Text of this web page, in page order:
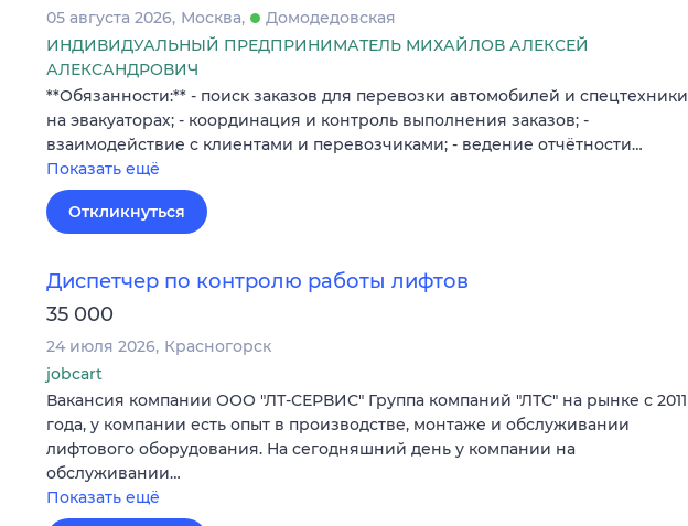
05 августа 2026 Москва
Домодедовская
ИНДИВИДУАЛЬНЫЙ ПРЕДПРИНИМАТЕЛЬ МИХАЙЛОВ АЛЕКСЕЙ
АЛЕКСАНДРОВИЧ
**Обязанности:** - поиск заказов для перевозки автомобилей и спецтехники
на эвакуаторах; - координация и контроль выполнения заказов; -
взаимодействие с клиентами и перевозчиками; - ведение отчётности…
Показать ещё
Откликнуться
Диспетчер по контролю работы лифтов
35 000
24 июля 2026 Красногорск
jobcart
Вакансия компании ООО "ЛТ-СЕРВИС" Группа компаний "ЛТС" на рынке с 2011
года, у компании есть опыт в производстве, монтаже и обслуживании
лифтового оборудования. На сегодняшний день у компании на
обслуживании…
Показать ещё